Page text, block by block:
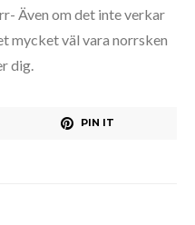
Även om det inte verkar
mycket väl vara norrsken
dig.
PIN IT